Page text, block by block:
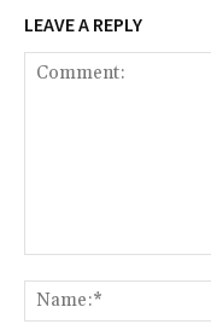
LEAVE A REPLY